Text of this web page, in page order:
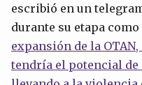
escribió en un
durante su etapa como
expansión de la
tendría el potencial